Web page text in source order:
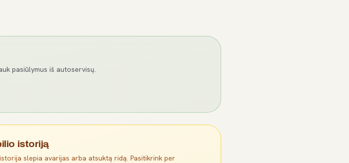
pasiūlymus iš autoservisų.
istoriją
slepia avarijas arba atsuktą ridą. Pasitikrink per